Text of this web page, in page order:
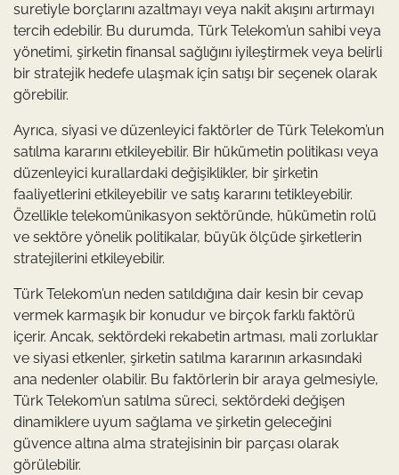
suretiyle borçlarını azaltmayı veya nakit akışını artırmayı
tercih edebilir. Bu durumda, Türk Telekom’un sahibi veya
yönetimi, şirketin finansal sağlığını iyileştirmek veya belirli
bir stratejik hedefe ulaşmak için satışı bir seçenek olarak
görebilir.
Ayrıca, siyasi ve düzenleyici faktörler de Türk Telekom’un
satılma kararını etkileyebilir. Bir hükümetin politikası veya
düzenleyici kurallardaki değişiklikler, bir şirketin
faaliyetlerini etkileyebilir ve satış kararını tetikleyebilir.
Özellikle telekomünikasyon sektöründe, hükümetin rolü
ve sektöre yönelik politikalar, büyük ölçüde şirketlerin
stratejilerini etkileyebilir.
Türk Telekom’un neden satıldığına dair kesin bir cevap
vermek karmaşık bir konudur ve birçok farklı faktörü
içerir. Ancak, sektördeki rekabetin artması, mali zorluklar
ve siyasi etkenler, şirketin satılma kararının arkasındaki
ana nedenler olabilir. Bu faktörlerin bir araya gelmesiyle,
Türk Telekom’un satılma süreci, sektördeki değişen
dinamiklere uyum sağlama ve şirketin geleceğini
güvence altına alma stratejisinin bir parçası olarak
görülebilir.